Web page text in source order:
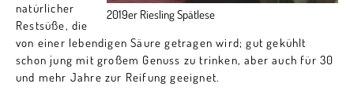
2019er Riesling Spätlese
natürlicher
Restsüße, die
von einer lebendigen Säure getragen wird; gut gekühlt
schon jung mit großem Genuss zu trinken, aber auch für 30
und mehr Jahre zur Reifung geeignet.